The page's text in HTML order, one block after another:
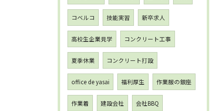
コベルコ 技能実習 新卒求人
高校生企業見学 コンクリート工事
夏季休業 コンクリート打設
office de yasai 福利厚生 作業服の銀座
作業着 建設会社 会社BBQ